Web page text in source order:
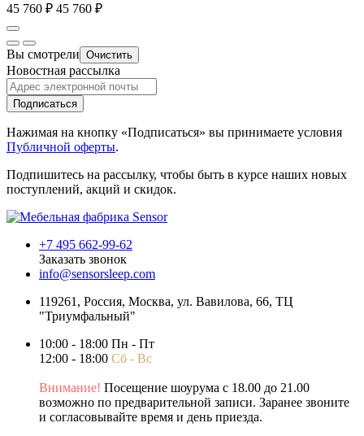
45 760 ₽ 45 760 ₽
Вы смотрели Очистить
Новостная рассылка
Подписаться
Нажимая на кнопку «Подписаться» вы принимаете условия
Публичной оферты.
Подпишитесь на рассылку, чтобы быть в курсе наших новых
поступлений, акций и скидок.
+7 495 662-99-62
Заказать звонок
info@sensorsleep.com
119261, Россия, Москва, ул. Вавилова, 66, ТЦ
"Триумфальный"
10:00 - 18:00 Пн - Пт
12:00 - 18:00 Сб - Вс
Внимание! Посещение шоурума с 18.00 до 21.00
возможно по предварительной записи. Заранее звоните
и согласовывайте время и день приезда.